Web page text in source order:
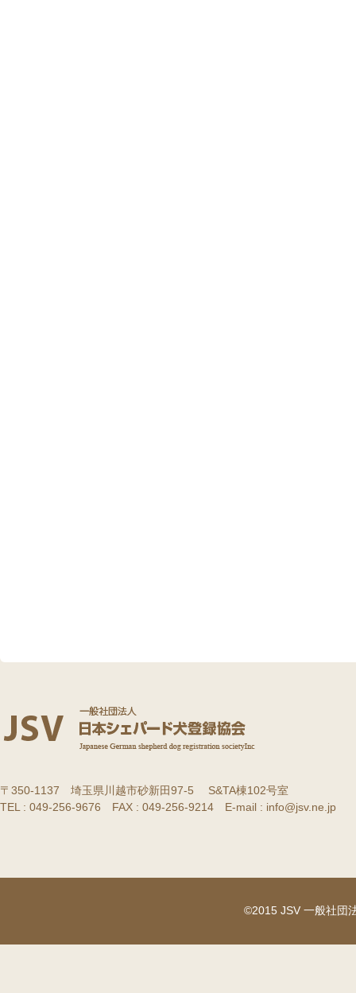
〒350-1137 埼玉県川越市砂新田97-5 S&TA棟102号室
TEL : 049-256-9676 FAX : 049-256-9214 E-mail : info@jsv.ne.jp
©2015 JSV 一般社団